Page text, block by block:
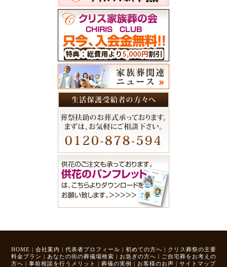
HOME | 会社案内 | 代表者プロフィール | 初めての方へ | クリス葬祭の主要
料金プラン | あなたの街の葬儀場検索 | お急ぎの方へ | ご自宅葬をお考えの
方へ | 事前相談を行うメリット | 葬儀の実例 | お客様のお声 | サイトマップ